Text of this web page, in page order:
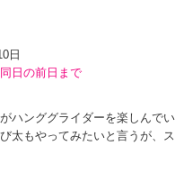
日
日の前日まで
ハンググライダーを楽しんで
太もやってみたいと言うが
より先にハンググライダーで